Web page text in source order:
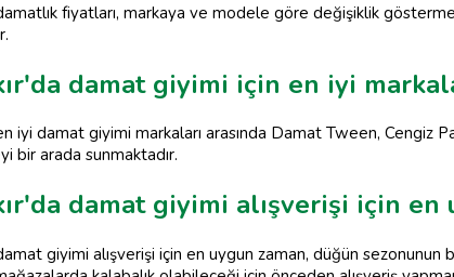
fiyatları, markaya ve modele göre değişiklik
damat giyimi için en iyi
iyi damat giyimi markaları arasında Damat Tween,
bir arada sunmaktadır.
damat giyimi alışverişi için en
giyimi alışverişi için en uygun zaman, düğün